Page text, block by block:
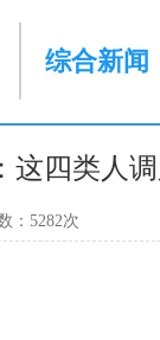
综合新闻
这四类人
：5282次